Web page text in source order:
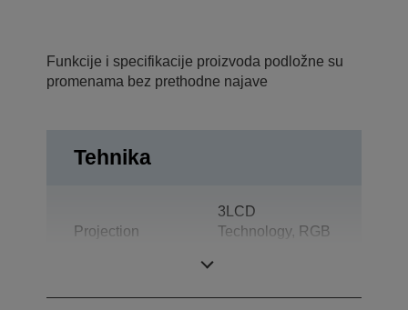
Funkcije i specifikacije proizvoda podložne su
promenama bez prethodne najave
Tehnika
Projection
3LCD
Technology, RGB